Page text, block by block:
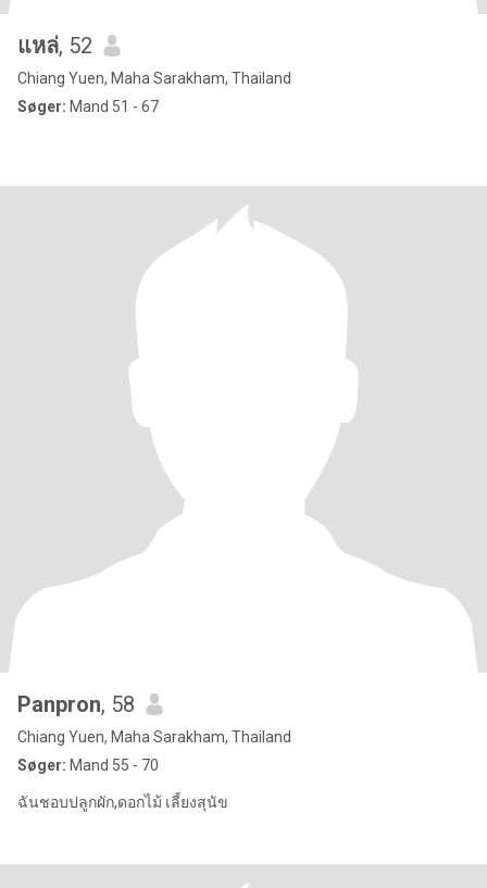
แหล่, 52
Chiang Yuen, Maha Sarakham, Thailand
Søger: Mand 51 - 67
Panpron, 58
Chiang Yuen, Maha Sarakham, Thailand
Søger: Mand 55 - 70
ฉันชอบปลูกผัก,ดอกไม้ เลี้ยงสุนัข